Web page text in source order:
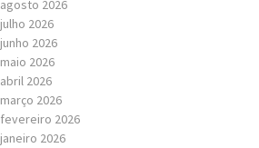
agosto 2026
julho 2026
junho 2026
maio 2026
abril 2026
março 2026
fevereiro 2026
janeiro 2026